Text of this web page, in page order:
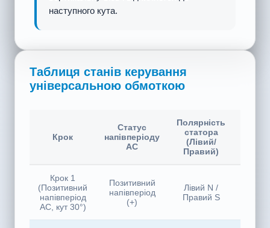
полюсом S. Полюс S статора все ще
моменту. Ротор продовжує обертатися за
годинниковою стрілкою!
Таблиця станів керування
універсальною обмоткою
Крок
Статус
напівперіоду
AC
статора
(Лівий/